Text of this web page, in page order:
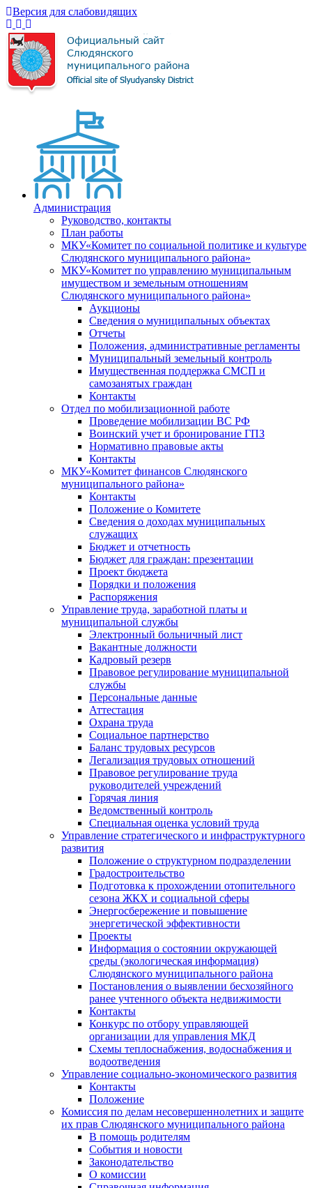
Версия для слабовидящих
Администрация
Руководство, контакты
План работы
МКУ«Комитет по социальной политике и культуре
Слюдянского муниципального района»
МКУ«Комитет по управлению муниципальным
имуществом и земельным отношениям
Слюдянского муниципального района»
Аукционы
Сведения о муниципальных объектах
Отчеты
Положения, административные регламенты
Муниципальный земельный контроль
Имущественная поддержка СМСП и
самозанятых граждан
Контакты
Отдел по мобилизационной работе
Проведение мобилизации ВС РФ
Воинский учет и бронирование ГПЗ
Нормативно правовые акты
Контакты
МКУ«Комитет финансов Слюдянского
муниципального района»
Контакты
Положение о Комитете
Сведения о доходах муниципальных
служащих
Бюджет и отчетность
Бюджет для граждан: презентации
Проект бюджета
Порядки и положения
Распоряжения
Управление труда, заработной платы и
муниципальной службы
Электронный больничный лист
Вакантные должности
Кадровый резерв
Правовое регулирование муниципальной
службы
Персональные данные
Аттестация
Охрана труда
Социальное партнерство
Баланс трудовых ресурсов
Легализация трудовых отношений
Правовое регулирование труда
руководителей учреждений
Горячая линия
Ведомственный контроль
Специальная оценка условий труда
Управление стратегического и инфраструктурного
развития
Положение о структурном подразделении
Градостроительство
Подготовка к прохождении отопительного
сезона ЖКХ и социальной сферы
Энергосбережение и повышение
энергетической эффективности
Проекты
Информация о состоянии окружающей
среды (экологическая информация)
Слюдянского муниципального района
Постановления о выявлении бесхозяйного
ранее учтенного объекта недвижимости
Контакты
Конкурс по отбору управляющей
организации для управления МКД
Схемы теплоснабжения, водоснабжения и
водоотведения
Управление социально-экономического развития
Контакты
Положение
Комиссия по делам несовершеннолетних и защите
их прав Слюдянского муниципального района
В помощь родителям
События и новости
Законодательство
О комиссии